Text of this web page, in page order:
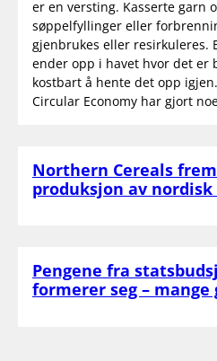
er en versting. Kasserte garn
søppelfyllinger eller
gjenbrukes eller resirkuleres.
ender opp i havet hvor det er
kostbart å hente det opp
Circular Economy har gjort
Northern Cereals
produksjon av
Pengene fra
formerer seg – mange